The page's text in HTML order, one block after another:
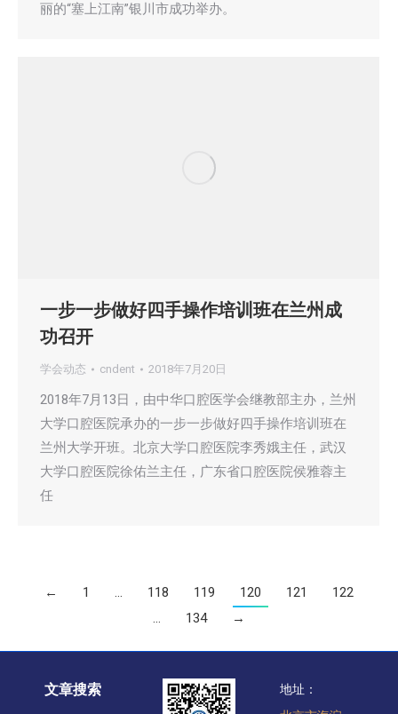
丽的“塞上江南”银川市成功举办。
一步一步做好四手操作培训班在兰州成
功召开
学会动态 cndent 2018年7月20日
2018年7月13日，由中华口腔医学会继教部主办，兰州
大学口腔医院承办的一步一步做好四手操作培训班在
兰州大学开班。北京大学口腔医院李秀娥主任，武汉
大学口腔医院徐佑兰主任，广东省口腔医院侯雅蓉主
任
← 1 … 118 119 120 121
122
…
134 →
文章搜索
地址：